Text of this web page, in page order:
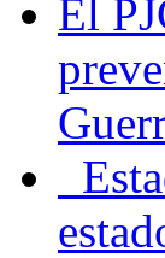
El